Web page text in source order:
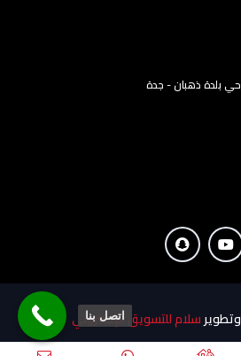
سلام للتسويق الإلكتروني
اتصل بنا